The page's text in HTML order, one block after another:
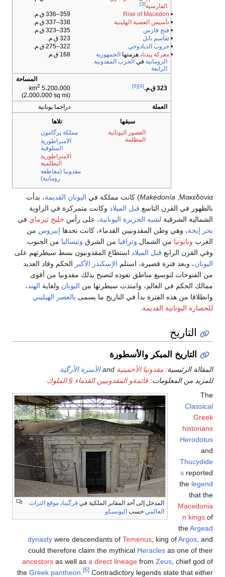
الفارسية[3]
•
Rise of Macedon
359–336 ق.م.
•تأسيس العصبة الهلينية
338–337 ق.م.
• فتح فارس
335–323 ق.م.
•تقاسم بابل
323 ق.م.
•حروب الديادوخي
322–275 ق.م.
•معركة پيدنا، هزمتها الجمهورية
الرومانية في الحرب المقدونية
الرابعة
168 ق.م.
المساحة
323 ق.م.
[4]
[5] 5،200،000 km 2
(2،000،000 sq mi)
العملة
دراخما يونانية
سبقها
تلاها
العصور اليونانية
المظلمة
مملكة پرگامون
الامبراطورية
السلوقية
الامبراطورية
الپطلمية
مقدونيا (مقاطعة
رومانية)
Μακεδονία
,
Makedonía) كانت مملكة في اليونان القديمة، بدأت
بالظهور في القرن التاسع قبل الميلاد وكانت متمركزة في الزاوية
الشمالية الشرقية لشبه الجزيرة اليونانية، على رأس خليج ثيرماي في
بحر إيجة، وهي وطن المقدونيين القدماء، كانت تحدها إبيروس من
الغرب وبايونيا من الشمال وتراقيا من الشرق وثيساليا من الجنوب.
وفي القرن الرابع قبل الميلاد استطاع المقدونيون بسط سيطرتهم على
اليونان، وبعد فترة قصيرة، استلم الإسكندر الأكبر الحكم وقاد العديد
من الفتوحات لتوسيع مناطق نفوذه لتصبح بذلك مقدونيا من أقوى
ممالك الحكم في العالم، وامتدت سيطرتها من اليونان ولغاية الهند،
وانطلاقا من هذه الفترة بدأ في التاريخ ما يسمى بالعصر الهيليني
للحضارة اليونانية القديمة.
التاريخ
التاريخ المبكر والأسطورة
المقالة الرئيسية: مقدونيا الأخمينية
الأسرة الأرگية
للمزيد من المعلومات: قائمةو المقدونيين القدماء § الملوك
المدخل إلى أحد المقابر الملكية في ڤرگينا، موقع التراث
العالمي حسب اليونسكو
The
Classical
Greek
historians
Herodotus
and
Thucydide
s reported
the legend
that the
Macedonia
n kings of
theArgead
dynasty were descendants of Temenus , king ofArgos , and
could therefore claim the mythical Heracles as one of their
ancestors as well as a direct lineage from Zeus , chief god of
the Greek pantheon [6] Contradictory legends state that either